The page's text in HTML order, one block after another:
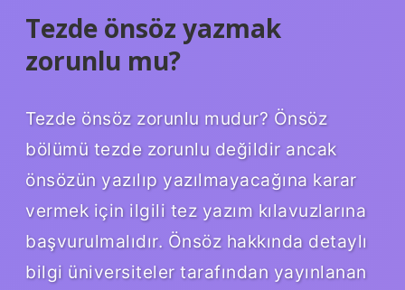
Tezde önsöz yazmak
zorunlu mu?
Tezde önsöz zorunlu mudur? Önsöz
bölümü tezde zorunlu değildir ancak
önsözün yazılıp yazılmayacağına karar
vermek için ilgili tez yazım kılavuzlarına
başvurulmalıdır. Önsöz hakkında detaylı
bilgi üniversiteler tarafından yayınlanan